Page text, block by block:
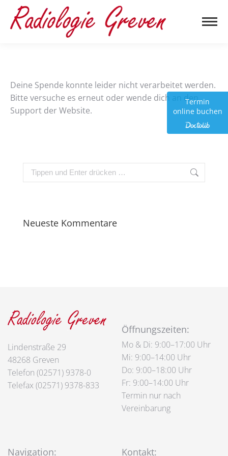
Termin
online buchen
Deine Spende konnte leider nicht verarbeitet werden.
Bitte versuche es erneut oder wende dich an den
Support der Website.
Neueste Kommentare
Lindenstraße 29
48268 Greven
Telefon (02571) 9378-0
Telefax (02571) 9378-833
Öffnungszeiten:
Mo & Di: 9:00–17:00 Uhr
Mi: 9:00–14:00 Uhr
Do: 9:00–18:00 Uhr
Fr: 9:00–14:00 Uhr
Termin nur nach
Vereinbarung
Navigation: Kontakt: